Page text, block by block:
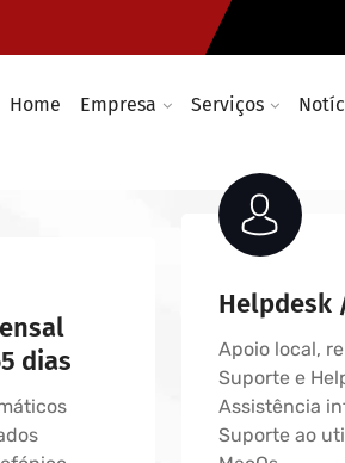
Home Empresa Serviços
Soluções de redes
Instalação de cablagem e
Infraestruturas e soluções
dias
Helpdesk
Apoio local,
Suporte e
Assistência
Suporte ao